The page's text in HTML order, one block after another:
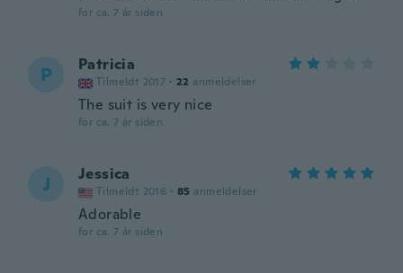
for ca. 7 år siden
P Patricia
Tilmeldt 2017 · 22 anmeldelser
The suit is very nice
for ca. 7 år siden
J Jessica
Tilmeldt 2016 · 85 anmeldelser
Adorable
for ca. 7 år siden